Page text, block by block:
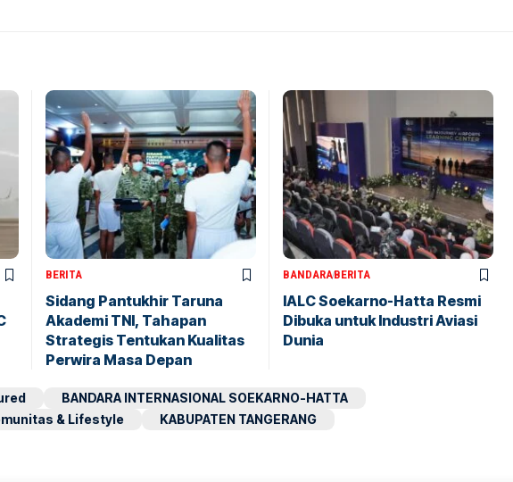
BERITA
Sidang Pantukhir Taruna
Akademi TNI, Tahapan
Strategis Tentukan Kualitas
Perwira Masa Depan
BANDARABERITA
IALC Soekarno-Hatta Resmi
Dibuka untuk Industri Aviasi
Dunia
BANDARA INTERNASIONAL SOEKARNO-HATTA
& Lifestyle KABUPATEN TANGERANG